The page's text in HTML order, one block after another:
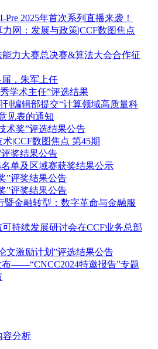
2025年首次系列直播来袭！
网：发展与政策|CCF数图焦点
能力大赛总决赛&算法大会合作征
，朱军上任
学术主任”评选结果
编辑部提交“计算领域高质量科
见表的通知
术奖”评选结果公告
|CCF数图焦点 第45期
评奖结果公告
单及区域赛获奖结果公示
”评奖结果公告
”评奖结果公告
暨金融转型：数字革命与金融服
持续发展研讨会在CCF业务总部
文激励计划”评选结果公告
布——“CNCC2024特邀报告”专题
容分析